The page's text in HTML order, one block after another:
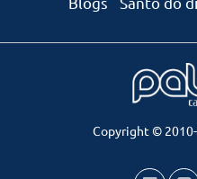
Copyright ©